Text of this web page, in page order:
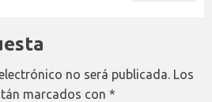
no será publicada. Los
marcados con *